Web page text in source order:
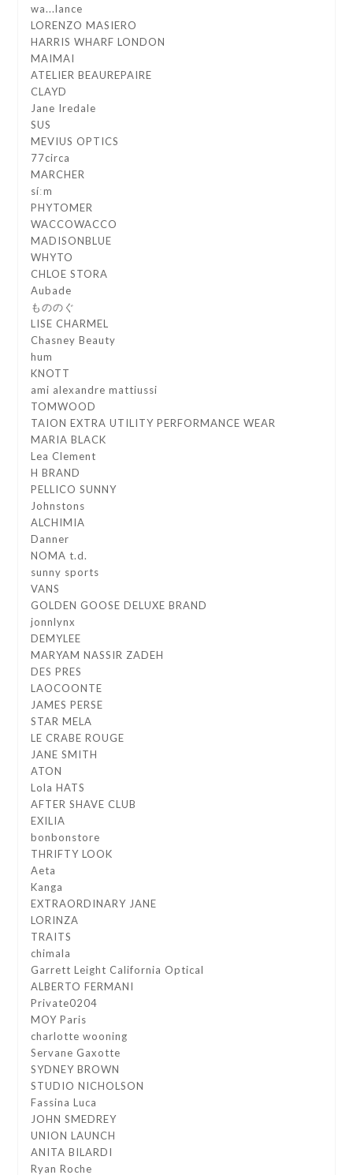
wa...lance
LORENZO MASIERO
HARRIS WHARF LONDON
MAIMAI
ATELIER BEAUREPAIRE
CLAYD
Jane Iredale
SUS
MEVIUS OPTICS
77circa
MARCHER
síːm
PHYTOMER
WACCOWACCO
MADISONBLUE
WHYTO
CHLOE STORA
Aubade
もののぐ
LISE CHARMEL
Chasney Beauty
hum
KNOTT
ami alexandre mattiussi
TOMWOOD
TAION EXTRA UTILITY PERFORMANCE WEAR
MARIA BLACK
Lea Clement
H BRAND
PELLICO SUNNY
Johnstons
ALCHIMIA
Danner
NOMA t.d.
sunny sports
VANS
GOLDEN GOOSE DELUXE BRAND
jonnlynx
DEMYLEE
MARYAM NASSIR ZADEH
DES PRES
LAOCOONTE
JAMES PERSE
STAR MELA
LE CRABE ROUGE
JANE SMITH
ATON
Lola HATS
AFTER SHAVE CLUB
EXILIA
bonbonstore
THRIFTY LOOK
Aeta
Kanga
EXTRAORDINARY JANE
LORINZA
TRAITS
chimala
Garrett Leight California Optical
ALBERTO FERMANI
Private0204
MOY Paris
charlotte wooning
Servane Gaxotte
SYDNEY BROWN
STUDIO NICHOLSON
Fassina Luca
JOHN SMEDREY
UNION LAUNCH
ANITA BILARDI
Ryan Roche